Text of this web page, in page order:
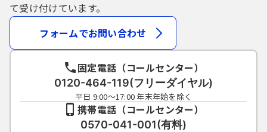
て受け付けています。
フォームでお問い合わせ
固定電話（コールセンター）
0120-464-119(フリーダイヤル)
平日 9:00～17:00 年末年始を除く
携帯電話（コールセンター）
0570-041-001(有料)